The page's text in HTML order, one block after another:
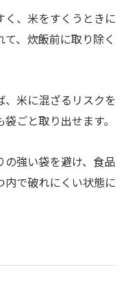
、米をすくうときに
、炊飯前に取り除く
米に混ざるリスクを
ごと取り出せます。
強い袋を避け、食品
内で破れにくい状態に